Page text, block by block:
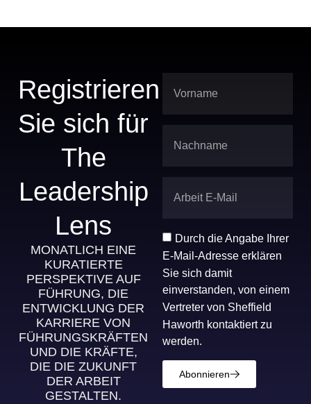
Registrieren
Sie sich für
The
Leadership
Lens
MONATLICH EINE
KURATIERTE
PERSPEKTIVE AUF
FÜHRUNG, DIE
ENTWICKLUNG DER
KARRIERE VON
FÜHRUNGSKRÄFTEN
UND DIE KRÄFTE,
DIE DIE ZUKUNFT
DER ARBEIT
GESTALTEN.
Durch die Angabe Ihrer
E-Mail-Adresse erklären
Sie sich damit
einverstanden, von einem
Vertreter von Sheffield
Haworth kontaktiert zu
werden.
Abonnieren